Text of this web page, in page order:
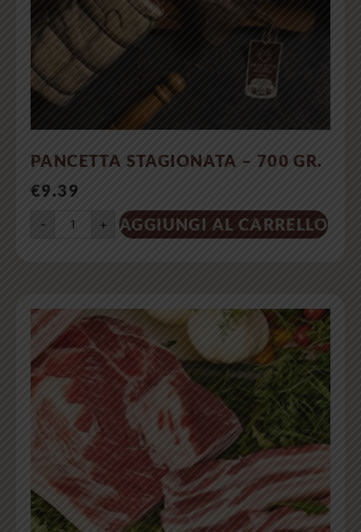
PANCETTA STAGIONATA – 700 GR.
€9.39
- + AGGIUNGI AL CARRELLO